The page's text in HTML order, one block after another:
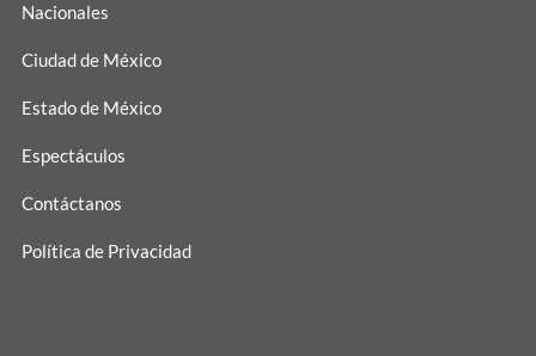
Nacionales
Ciudad de México
Estado de México
Espectáculos
Contáctanos
Política de Privacidad